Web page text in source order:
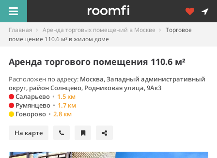
Главная Аренда торговых помещений в Москве
Торговое
помещение 110.6 м² в жилом доме
Аренда торгового помещения 110.6 м²
Расположен по адресу: Москва, Западный административный
округ, район Солнцево, Родниковая улица, 9Ак3
Саларьево • 1.5 км
Румянцево • 1.7 км
Говорово • 2.8 км
На карте